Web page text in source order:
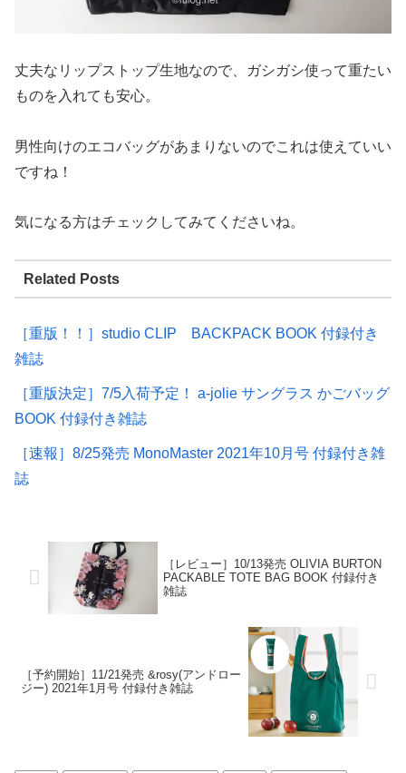
丈夫なリップストップ生地なので、ガシガシ使って重たい
ものを入れても安心。
男性向けのエコバッグがあまりないのでこれは使えていい
ですね！
気になる方はチェックしてみてくださいね。
Related Posts
［重版！！］studio CLIP BACKPACK BOOK 付録付き
雑誌
［重版決定］7/5入荷予定！ a-jolie サングラス かごバッグ
BOOK 付録付き雑誌
［速報］8/25発売 MonoMaster 2021年10月号 付録付き雑
誌
［レビュー］10/13発売 OLIVIA BURTON
PACKABLE TOTE BAG BOOK 付録付き
雑誌
［予約開始］11/21発売 &rosy(アンドロー
ジー) 2021年1月号 付録付き雑誌